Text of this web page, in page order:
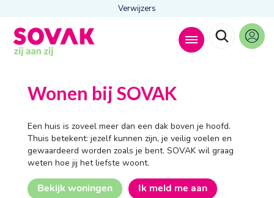
Verwijzers
Anderen zochten ook
Wonen
Dagbesteding
Wonen bij SOVAK
Een huis is zoveel meer dan een dak boven je hoofd.
Thuis betekent: jezelf kunnen zijn, je veilig voelen en
gewaardeerd worden zoals je bent. SOVAK wil graag
weten hoe jij het liefste woont.
Bekijk woningen Ik meld me aan